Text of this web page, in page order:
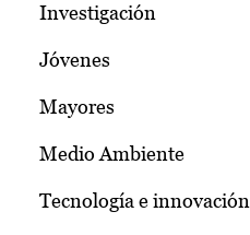
Investigación
Jóvenes
Mayores
Medio Ambiente
Tecnología e innovación